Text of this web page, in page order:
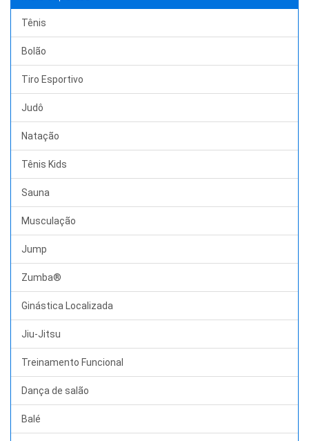
Tênis
Bolão
Tiro Esportivo
Judô
Natação
Tênis Kids
Sauna
Musculação
Jump
Zumba®
Ginástica Localizada
Jiu-Jitsu
Treinamento Funcional
Dança de salão
Balé